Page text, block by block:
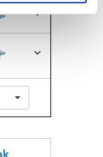
is processed
beste,
eta eduki
eta